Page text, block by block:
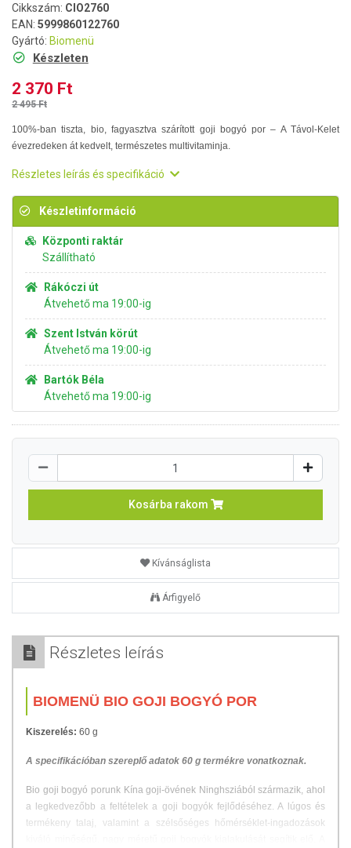
Cikkszám: CIO2760
EAN: 5999860122760
Gyártó: Biomenü
Készleten
2 370 Ft
2 495 Ft
100%-ban tiszta, bio, fagyasztva szárított goji bogyó por – A Távol-Kelet
évezredeken át kedvelt, természetes multivitaminja.
Részletes leírás és specifikáció
Készletinformáció
Központi raktár
Szállítható
Rákóczi út
Átvehető ma 19:00-ig
Szent István körút
Átvehető ma 19:00-ig
Bartók Béla
Átvehető ma 19:00-ig
Kosárba rakom
Kívánságlista
Árfigyelő
Részletes leírás
BIOMENÜ BIO GOJI BOGYÓ POR
Kiszerelés: 60 g
A specifikációban szereplő adatok 60 g termékre vonatkoznak.
Bio goji bogyó porunk Kína goji-övének Ninghsziából származik, ahol
a legkedvezőbb a feltételek a goji bogyók fejlődéséhez. A lúgos és
termékeny talaj, valamint a szélsőséges hőmérséklet-ingadozások